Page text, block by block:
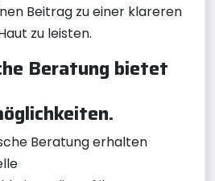
Beitrag zu einer klareren
zu leisten.
Beratung bietet
Beratung erhalten